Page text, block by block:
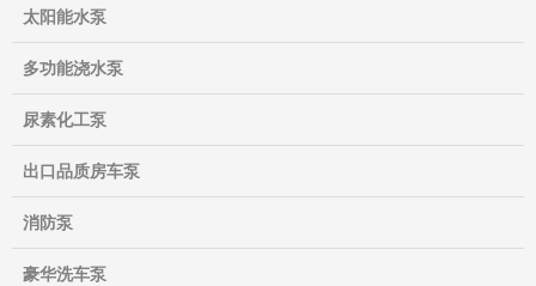
太阳能水泵
多功能浇水泵
尿素化工泵
出口品质房车泵
消防泵
豪华洗车泵